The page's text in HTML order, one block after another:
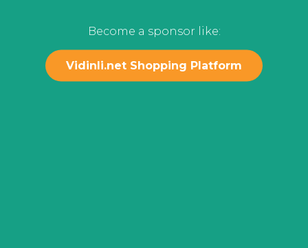
Become a sponsor like:
Vidinli.net Shopping Platform